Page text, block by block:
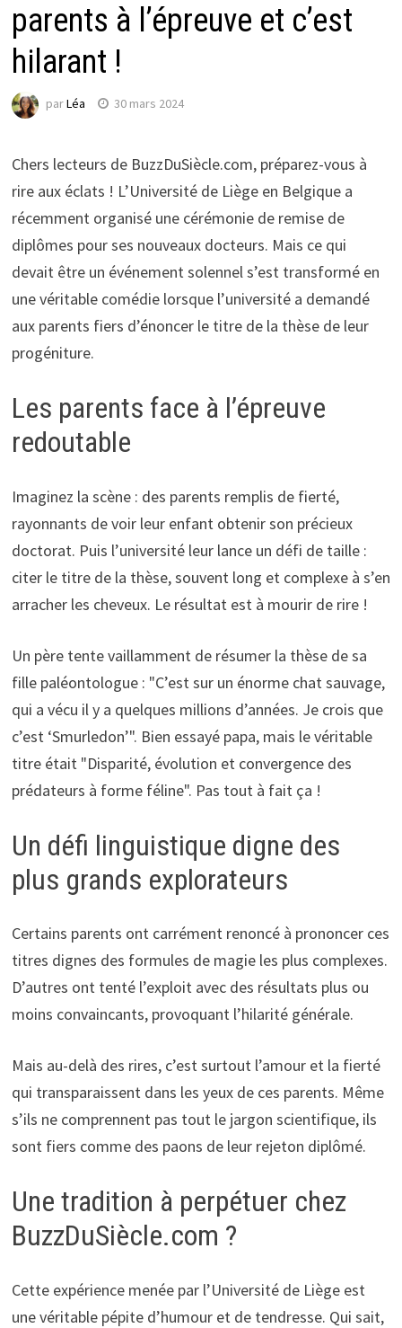
parents à l’épreuve et c’est
hilarant !
parLéa 30 mars 2024
Chers lecteurs de BuzzDuSiècle.com, préparez-vous à
rire aux éclats ! L’Université de Liège en Belgique a
récemment organisé une cérémonie de remise de
diplômes pour ses nouveaux docteurs. Mais ce qui
devait être un événement solennel s’est transformé en
une véritable comédie lorsque l’université a demandé
aux parents fiers d’énoncer le titre de la thèse de leur
progéniture.
Les parents face à l’épreuve
redoutable
Imaginez la scène : des parents remplis de fierté,
rayonnants de voir leur enfant obtenir son précieux
doctorat. Puis l’université leur lance un défi de taille :
citer le titre de la thèse, souvent long et complexe à s’en
arracher les cheveux. Le résultat est à mourir de rire !
Un père tente vaillamment de résumer la thèse de sa
fille paléontologue : "C’est sur un énorme chat sauvage,
qui a vécu il y a quelques millions d’années. Je crois que
c’est ‘Smurledon’". Bien essayé papa, mais le véritable
titre était "Disparité, évolution et convergence des
prédateurs à forme féline". Pas tout à fait ça !
Un défi linguistique digne des
plus grands explorateurs
Certains parents ont carrément renoncé à prononcer ces
titres dignes des formules de magie les plus complexes.
D’autres ont tenté l’exploit avec des résultats plus ou
moins convaincants, provoquant l’hilarité générale.
Mais au-delà des rires, c’est surtout l’amour et la fierté
qui transparaissent dans les yeux de ces parents. Même
s’ils ne comprennent pas tout le jargon scientifique, ils
sont fiers comme des paons de leur rejeton diplômé.
Une tradition à perpétuer chez
BuzzDuSiècle.com ?
Cette expérience menée par l’Université de Liège est
une véritable pépite d’humour et de tendresse. Qui sait,